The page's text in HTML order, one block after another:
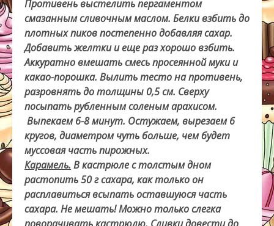
Противень выстелить пергаментом
смазанным сливочным маслом. Белки взбить до
плотных пиков постепенно добавляя сахар.
Добавить желтки и еще раз хорошо взбить.
Аккуратно вмешать смесь просеянной муки и
какао-порошка. Вылить тесто на противень,
разровнять до толщины 0,5 см. Сверху
посыпать рубленным соленым арахисом.
Выпекаем 6-8 минут. Остужаем, вырезаем 6
кругов, диаметром чуть больше, чем будет
муссовая часть пирожных.
Карамель. В кастрюле с толстым дном
растопить 50 г сахара, как только он
расплавиться всыпать оставшуюся часть
сахара. Не мешать! Можно только слегка
поворачивать кастрюлю. Сливки довести до